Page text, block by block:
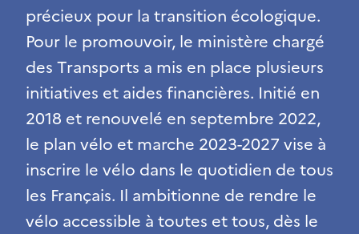
précieux pour la transition écologique.
Pour le promouvoir, le ministère chargé
des Transports a mis en place plusieurs
initiatives et aides financières. Initié en
2018 et renouvelé en septembre 2022,
le plan vélo et marche 2023-2027 vise à
inscrire le vélo dans le quotidien de tous
les Français. Il ambitionne de rendre le
vélo accessible à toutes et tous, dès le